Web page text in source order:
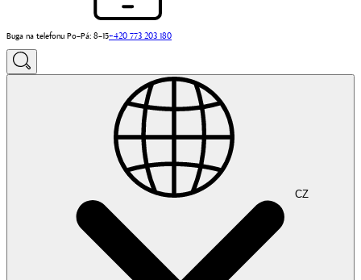
Buga na telefonu Po–Pá: 8–15+420 773 203 180
CZ